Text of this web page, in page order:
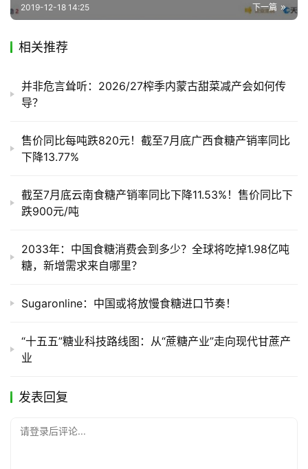
链
销
储
下一篇
2019-12-18 14:25
相关推荐
并非危言耸听：2026/27榨季内蒙古甜菜减产会如何传
导？
售价同比每吨跌820元！截至7月底广西食糖产销率同比
下降13.77%
截至7月底云南食糖产销率同比下降11.53%！售价同比下
跌900元/吨
2033年：中国食糖消费会到多少？全球将吃掉1.98亿吨
糖，新增需求来自哪里？
Sugaronline：中国或将放慢食糖进口节奏！
“十五五”糖业科技路线图：从“蔗糖产业”走向现代甘蔗产
业
发表回复
请登录后评论...